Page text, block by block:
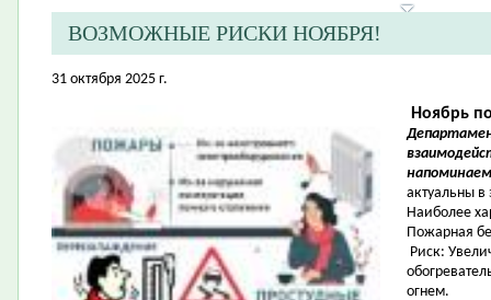
ВОЗМОЖНЫЕ РИСКИ НОЯБРЯ!
31 октября 2025 г.
Ноябрь
напоминаем
актуальны в
Наиболее
Пожарная
Риск:
огнем.